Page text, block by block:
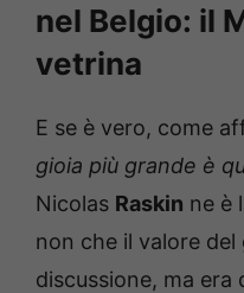
nel Belgio: il
vetrina
E se è vero, come
gioia più grande è
Nicolas Raskin ne è
non che il valore
discussione, ma